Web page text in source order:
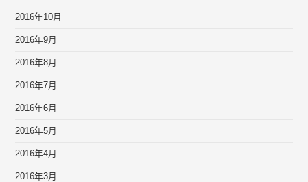
2016年10月
2016年9月
2016年8月
2016年7月
2016年6月
2016年5月
2016年4月
2016年3月